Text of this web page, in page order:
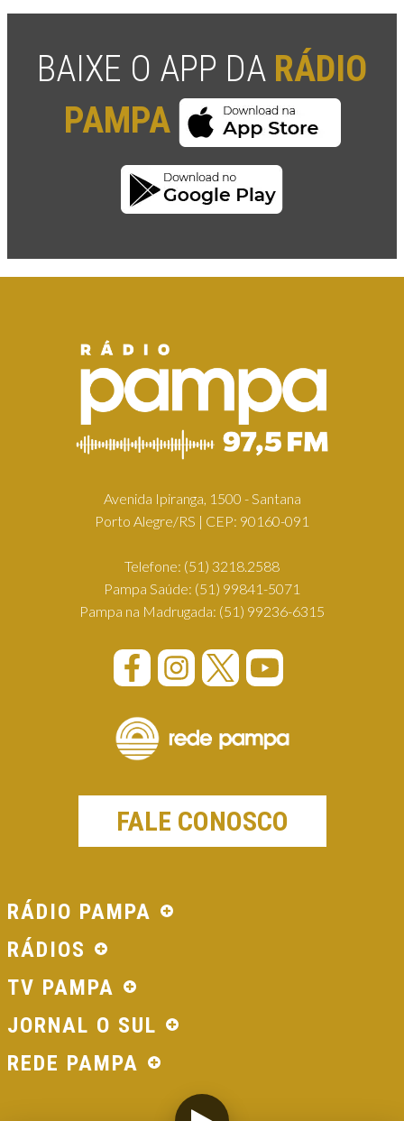
BAIXE O APP DA RÁDIO
PAMPA
Avenida Ipiranga, 1500 - Santana
Porto Alegre/RS | CEP: 90160-091
Telefone: (51) 3218.2588
Pampa Saúde: (51) 99841-5071
Pampa na Madrugada: (51) 99236-6315
FALE CONOSCO
RÁDIO PAMPA
RÁDIOS
TV PAMPA
JORNAL O SUL
REDE PAMPA